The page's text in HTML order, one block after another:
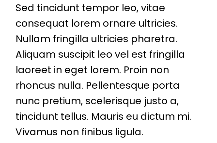
Sed tincidunt tempor leo, vitae
consequat lorem ornare ultricies.
Nullam fringilla ultricies pharetra.
Aliquam suscipit leo vel est fringilla
laoreet in eget lorem. Proin non
rhoncus nulla. Pellentesque porta
nunc pretium, scelerisque justo a,
tincidunt tellus. Mauris eu dictum mi.
Vivamus non finibus ligula.